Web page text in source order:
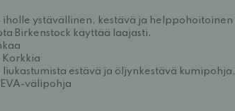
iholle ystävällinen, kestävä ja helppohoitoinen
Birkenstock käyttää laajasti.
Korkkia
estävä ja öljynkestävä kumipohja,
välipohja